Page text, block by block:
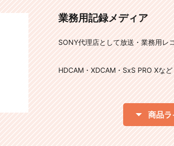
業務用記録メディア
SONY代理店として放送・業務用レ
HDCAM・XDCAM・SxS PRO Xなど
商品ラ